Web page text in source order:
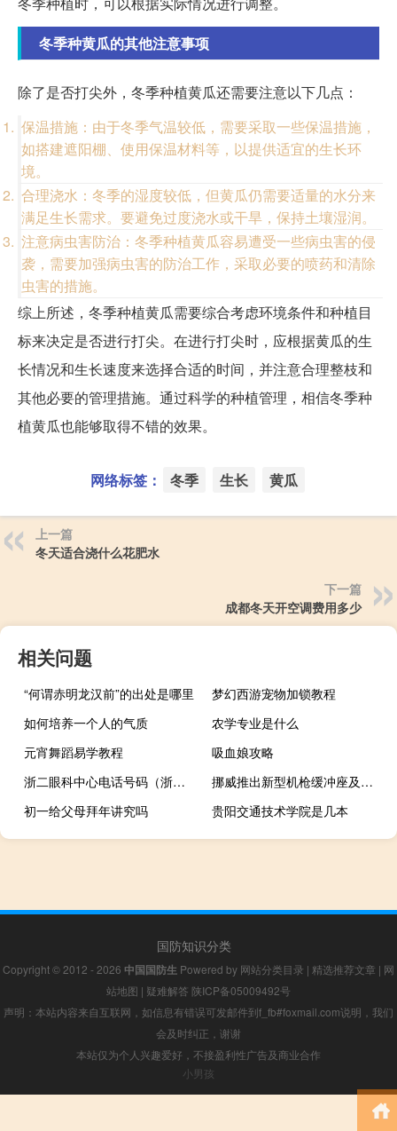
冬季种黄瓜的其他注意事项
除了是否打尖外，冬季种植黄瓜还需要注意以下几点：
保温措施：由于冬季气温较低，需要采取一些保温措施，
如搭建遮阳棚、使用保温材料等，以提供适宜的生长环
境。
合理浇水：冬季的湿度较低，但黄瓜仍需要适量的水分来
满足生长需求。要避免过度浇水或干旱，保持土壤湿润。
注意病虫害防治：冬季种植黄瓜容易遭受一些病虫害的侵
袭，需要加强病虫害的防治工作，采取必要的喷药和清除
虫害的措施。
综上所述，冬季种植黄瓜需要综合考虑环境条件和种植目
标来决定是否进行打尖。在进行打尖时，应根据黄瓜的生
长情况和生长速度来选择合适的时间，并注意合理整枝和
其他必要的管理措施。通过科学的种植管理，相信冬季种
植黄瓜也能够取得不错的效果。
网络标签： 冬季 生长 黄瓜
上一篇
冬天适合浇什么花肥水
下一篇
成都冬天开空调费用多少
相关问题
“何谓赤明龙汉前”的出处是哪里
梦幻西游宠物加锁教程
如何培养一个人的气质
农学专业是什么
元宵舞蹈易学教程
吸血娘攻略
浙二眼科中心电话号码（浙二眼科中心电话）
挪威推出新型机枪缓冲座及三角架
初一给父母拜年讲究吗
贵阳交通技术学院是几本
国防知识分类
Copyright © 2012 - 2026 中国国防生 Powered by 网站分类目录 | 精选推荐文章 | 网
站地图 | 疑难解答 陕ICP备05009492号
声明：本站内容来自互联网，如信息有错误可发邮件到f_fb#foxmail.com说明，我们
会及时纠正，谢谢
本站仅为个人兴趣爱好，不接盈利性广告及商业合作
小男孩